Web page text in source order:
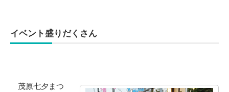
イベント盛りだくさん
茂原七夕まつ